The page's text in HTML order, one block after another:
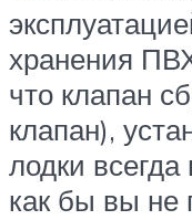
хранения
что клапан
клапан),
лодки
как бы вы не